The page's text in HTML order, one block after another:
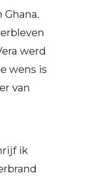
Ghana.
werd
wens is
van
ik